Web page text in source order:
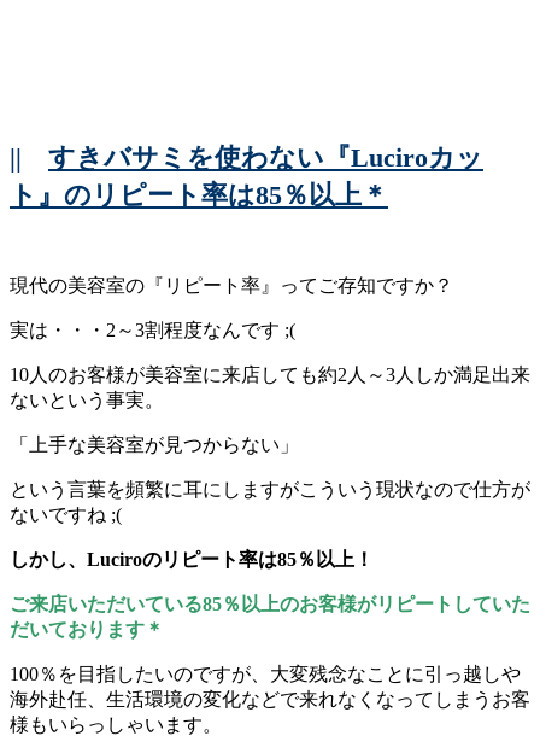
|| すきバサミを使わない『Luciroカッ
ト』のリピート率は85％以上＊
現代の美容室の『リピート率』ってご存知ですか？
実は・・・2～3割程度なんです ;(
10人のお客様が美容室に来店しても約2人～3人しか満足出来
ないという事実。
「上手な美容室が見つからない」
という言葉を頻繁に耳にしますがこういう現状なので仕方が
ないですね ;(
しかし、Luciroのリピート率は85％以上！
ご来店いただいている85％以上のお客様がリピートしていた
だいております＊
100％を目指したいのですが、大変残念なことに引っ越しや
海外赴任、生活環境の変化などで来れなくなってしまうお客
様もいらっしゃいます。